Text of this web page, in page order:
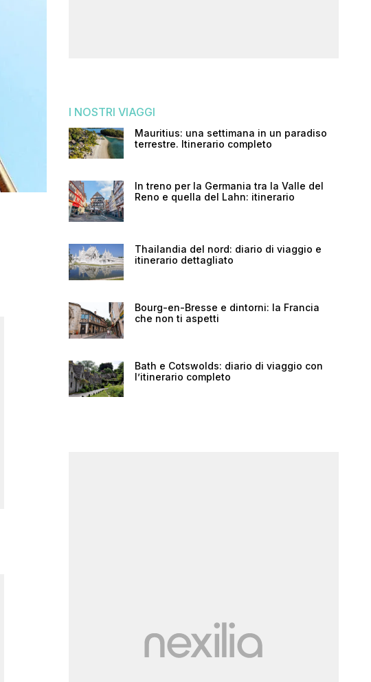
I NOSTRI VIAGGI
Mauritius: una settimana in un paradiso
terrestre. Itinerario completo
In treno per la Germania tra la Valle del
Reno e quella del Lahn: itinerario
Thailandia del nord: diario di viaggio e
itinerario dettagliato
Bourg-en-Bresse e dintorni: la Francia
che non ti aspetti
Bath e Cotswolds: diario di viaggio con
l’itinerario completo